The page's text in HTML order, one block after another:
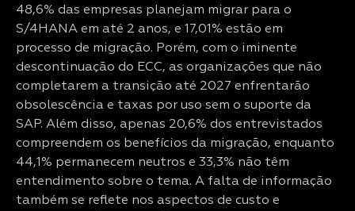
48,6% das empresas planejam migrar para o
S/4HANA em até 2 anos, e 17,01% estão em
processo de migração. Porém, com o iminente
descontinuação do ECC, as organizações que não
completarem a transição até 2027 enfrentarão
obsolescência e taxas por uso sem o suporte da
SAP. Além disso, apenas 20,6% dos entrevistados
compreendem os benefícios da migração, enquanto
44,1% permanecem neutros e 33,3% não têm
entendimento sobre o tema. A falta de informação
também se reflete nos aspectos de custo e